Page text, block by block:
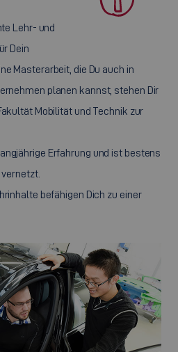
Lehr- und
Dein
Masterarbeit, die Du auch in
planen kannst, stehen Dir
Mobilität und Technik zur
Erfahrung und ist bestens
befähigen Dich zu einer